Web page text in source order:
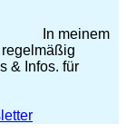
In meinem
& Infos. für